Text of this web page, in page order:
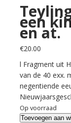
een
en at.
€20.00
l Fragment uit
van de 40 exx.
negentiende
Op voorraad
Teylingen,
Toevoegen aan